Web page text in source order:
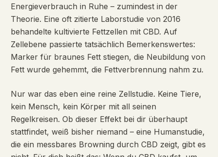
Energieverbrauch in Ruhe – zumindest in der
Theorie. Eine oft zitierte Laborstudie von 2016
behandelte kultivierte Fettzellen mit CBD. Auf
Zellebene passierte tatsächlich Bemerkenswertes:
Marker für braunes Fett stiegen, die Neubildung von
Fett wurde gehemmt, die Fettverbrennung nahm zu.
Nur war das eben eine reine Zellstudie. Keine Tiere,
kein Mensch, kein Körper mit all seinen
Regelkreisen. Ob dieser Effekt bei dir überhaupt
stattfindet, weiß bisher niemand – eine Humanstudie,
die ein messbares Browning durch CBD zeigt, gibt es